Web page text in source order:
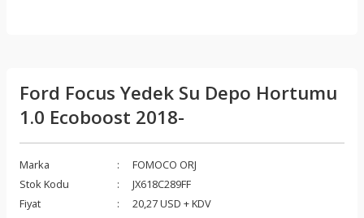
Ford Focus Yedek Su Depo Hortumu
1.0 Ecoboost 2018-
Marka
FOMOCO ORJ
Stok Kodu
JX618C289FF
Fiyat
20,27 USD + KDV